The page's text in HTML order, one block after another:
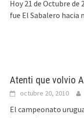
Hoy 21 de Octubre de
fue El Sabalero hacia
Atenti que volvio
octubre 20, 2010
El campeonato